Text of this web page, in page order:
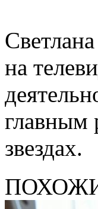
на
главным
звездах.